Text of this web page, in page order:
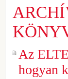
Az
hogyan